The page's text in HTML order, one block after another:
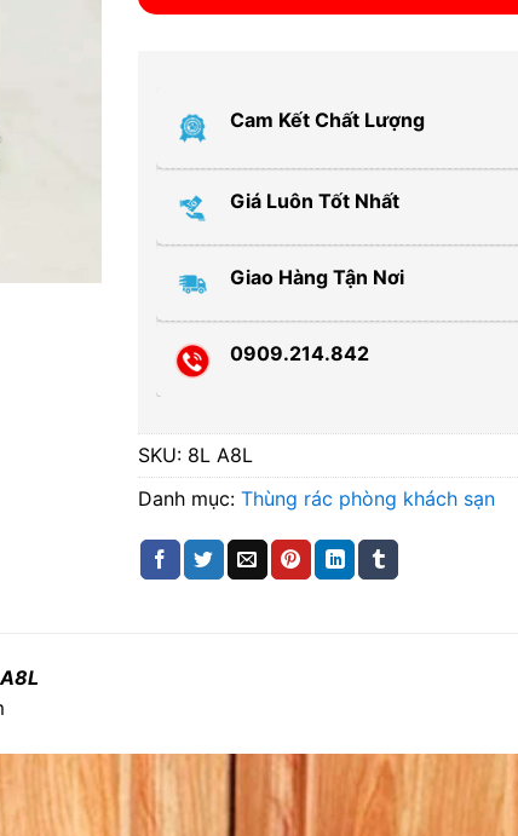
Cam Kết Chất Lượng
Giá Luôn Tốt Nhất
Giao Hàng Tận Nơi
0909.214.842
SKU: 8L A8L
Danh mục:Thùng rác phòng khách sạn